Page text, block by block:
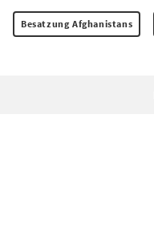
Besatzung Afghanistans